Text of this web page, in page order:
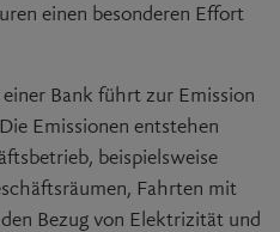
einen besonderen Effort
Bank führt zur Emission
Emissionen entstehen
beispielsweise
Fahrten mit
Bezug von Elektrizität und